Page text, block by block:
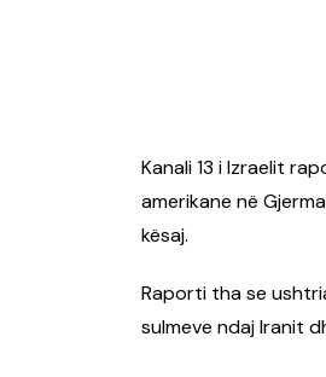
Kanali 13 i Izraelit
amerikane në
kësaj.
Raporti tha se
sulmeve ndaj Iranit